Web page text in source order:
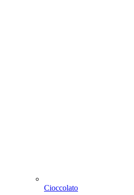
Cioccolato